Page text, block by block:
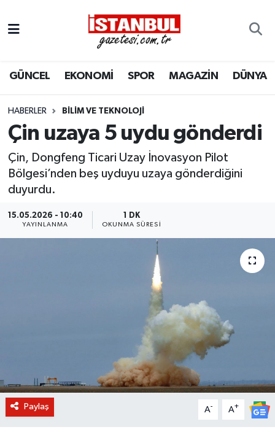
GÜNCEL EKONOMİ SPOR MAGAZİN DÜNYA
HABERLER BILIM VE TEKNOLOJI
Çin uzaya 5 uydu gönderdi
Çin, Dongfeng Ticari Uzay İnovasyon Pilot
Bölgesi’nden beş uyduyu uzaya gönderdiğini
duyurdu.
15.05.2026 - 10:40
YAYINLANMA
1 DK
OKUNMA SÜRESI
Paylaş A- A+
EKONOMİ
İSTANBUL
DÜNYA
SPOR
Nöbetçi Eczaneler
Hava Durumu
Trafik Durumu
Süper Lig Puan Durumu ve Fikstür
Tüm Manşetler